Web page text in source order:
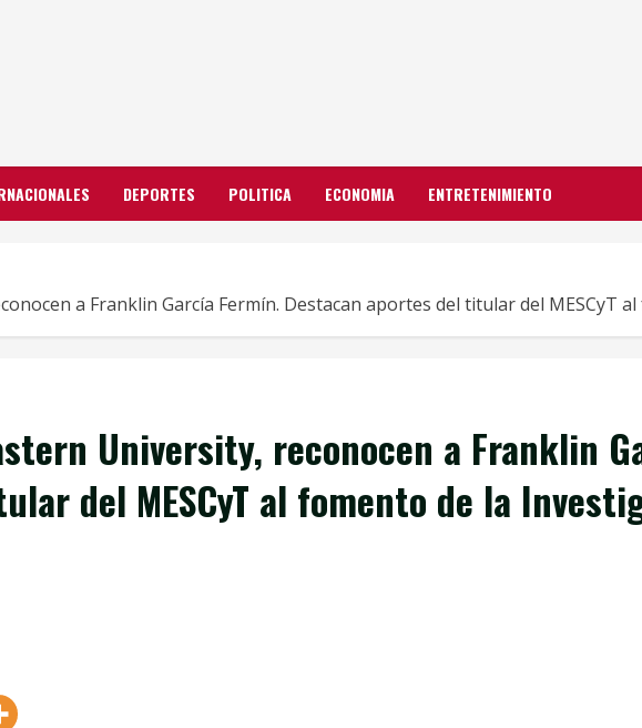
DEPORTES POLITICA ECONOMIA ENTRETENIMIENTO
a Franklin García Fermín. Destacan aportes del titular del MESCyT
University, reconocen a Franklin
del MESCyT al fomento de la